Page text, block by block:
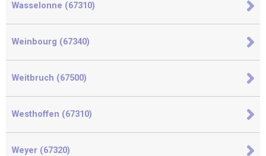
Wasselonne (67310)
Weinbourg (67340)
Weitbruch (67500)
Westhoffen (67310)
Weyer (67320)